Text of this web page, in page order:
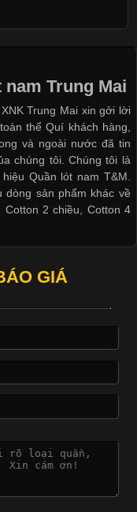
Và Xu Hướng Trong
trang phục quen
nay. Không chỉ đa
có nhiều form dáng
thời trang và nhu
Biến Nhất Hiện Nay
Trung Mai
Trung Mai xin gởi lời
thể Quí khách hàng,
và ngoài nước đã tin
chúng tôi. Chúng tôi là
Quần lót nam T&M.
dòng sản phẩm khác về
2 chiều, Cotton 4
GIÁ